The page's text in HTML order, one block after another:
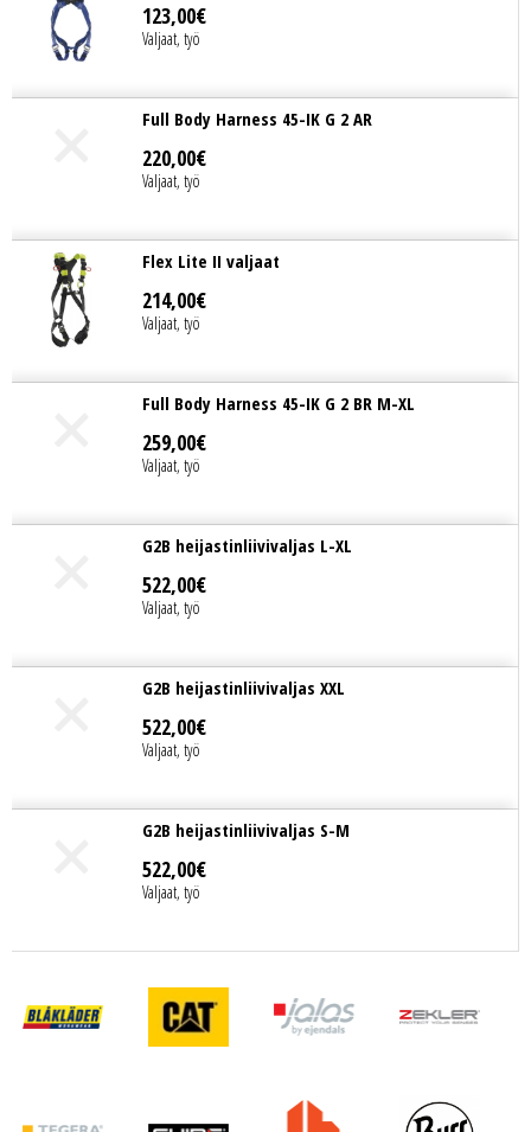
123,00€
Valjaat, työ
Full Body Harness 45-IK G 2 AR
220,00€
Valjaat, työ
Flex Lite II valjaat
214,00€
Valjaat, työ
Full Body Harness 45-IK G 2 BR M-XL
259,00€
Valjaat, työ
G2B heijastinliivivaljas L-XL
522,00€
Valjaat, työ
G2B heijastinliivivaljas XXL
522,00€
Valjaat, työ
G2B heijastinliivivaljas S-M
522,00€
Valjaat, työ